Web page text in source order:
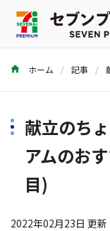
商品を探す
ホーム 記事
献立のち
アムのお
目)
2022年02月23日 更新